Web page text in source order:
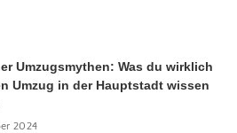
Umzugsmythen: Was du wirklich
Umzug in der Hauptstadt wissen
2024